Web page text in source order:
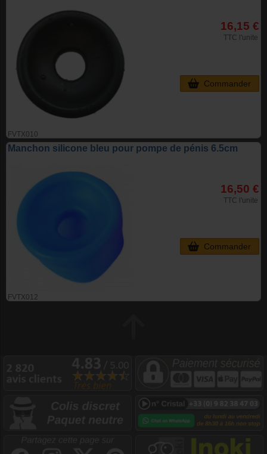
FVTX010
16,15 €
TTC l'unite
Commander
Manchon silicone bleu pour pompe de pénis 6.5cm
FVTX012
16,50 €
TTC l'unite
Commander